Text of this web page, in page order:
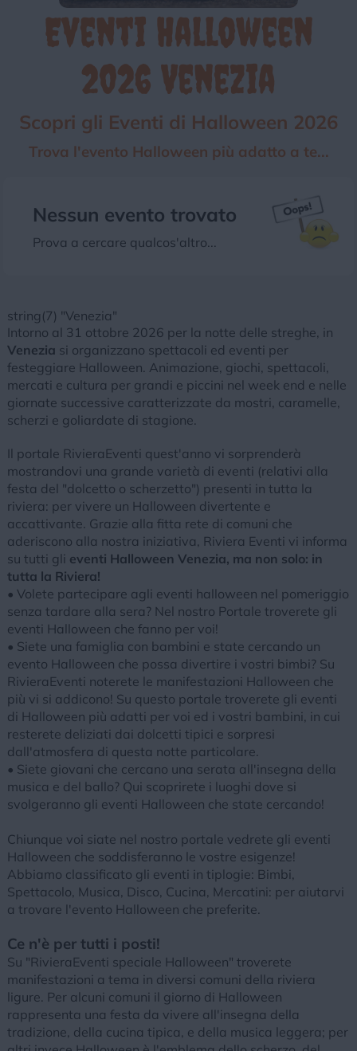
Chi siamo Privacy e Cookie Login
Eventi Halloween
2026 Venezia
Scopri gli Eventi di Halloween 2026
Trova l'evento Halloween più adatto a te...
Nessun evento trovato
Prova a cercare qualcos'altro...
string(7) "Venezia"
Intorno al 31 ottobre 2026 per la notte delle streghe, in
Venezia si organizzano spettacoli ed eventi per
festeggiare Halloween. Animazione, giochi, spettacoli,
mercati e cultura per grandi e piccini nel week end e nelle
giornate successive caratterizzate da mostri, caramelle,
scherzi e goliardate di stagione.
Il portale RivieraEventi quest'anno vi sorprenderà
mostrandovi una grande varietà di eventi (relativi alla
festa del "dolcetto o scherzetto") presenti in tutta la
riviera: per vivere un Halloween divertente e
accattivante. Grazie alla fitta rete di comuni che
aderiscono alla nostra iniziativa, Riviera Eventi vi informa
su tutti gli eventi Halloween Venezia, ma non solo: in
tutta la Riviera!
• Volete partecipare agli eventi halloween nel pomeriggio
senza tardare alla sera? Nel nostro Portale troverete gli
eventi Halloween che fanno per voi!
• Siete una famiglia con bambini e state cercando un
evento Halloween che possa divertire i vostri bimbi? Su
RivieraEventi noterete le manifestazioni Halloween che
più vi si addicono! Su questo portale troverete gli eventi
di Halloween più adatti per voi ed i vostri bambini, in cui
resterete deliziati dai dolcetti tipici e sorpresi
dall'atmosfera di questa notte particolare.
• Siete giovani che cercano una serata all'insegna della
musica e del ballo? Qui scoprirete i luoghi dove si
svolgeranno gli eventi Halloween che state cercando!
Chiunque voi siate nel nostro portale vedrete gli eventi
Halloween che soddisferanno le vostre esigenze!
Abbiamo classificato gli eventi in tiplogie: Bimbi,
Spettacolo, Musica, Disco, Cucina, Mercatini: per aiutarvi
a trovare l'evento Halloween che preferite.
Ce n'è per tutti i posti!
Su "RivieraEventi speciale Halloween" troverete
manifestazioni a tema in diversi comuni della riviera
ligure. Per alcuni comuni il giorno di Halloween
rappresenta una festa da vivere all'insegna della
tradizione, della cucina tipica, e della musica leggera; per